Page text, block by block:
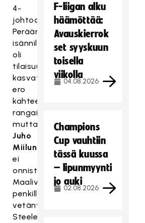
4-
johtoon.
Perään
isännillä
oli
tilaisuus
kasvattaa
ero
kahteen
rangaistuslaukauksesta,
mutta
Juho
Miilunpalo
ei
onnistunut.
Maalivahtinsa
penkille
vetänyt
Steelers
F-liigan alku
häämöttää:
Avauskierrok
set syyskuun
toisella
viikolla
04.08.2026
Champions
Cup vauhtiin
tässä kuussa
– lipunmyynti
jo auki
02.08.2026